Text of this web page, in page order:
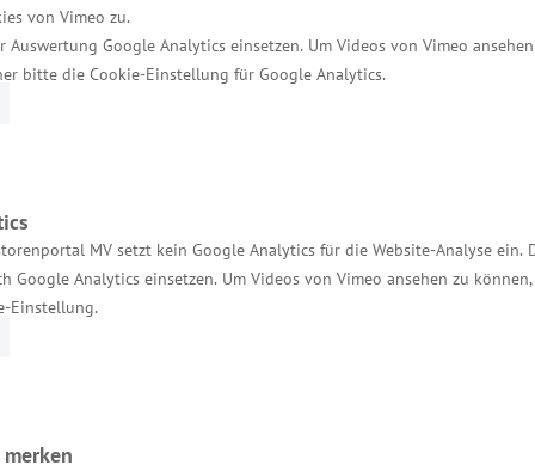
von Vimeo zu.
Auswertung Google Analytics einsetzen. Um Videos von Vimeo
bitte die Cookie-Einstellung für Google Analytics.
MV setzt kein Google Analytics für die Website-Analyse ein.
Google Analytics einsetzen. Um Videos von Vimeo ansehen zu
Einstellung.
Germany GmbH
Unternehmen für Prüfung, Inspektion und
in mehr als 1.600 Niederlassungen.
und Infrastrukturen und ist spezialisiert auf
Pro­ducts Services Germany GmbH die
nach Angaben des Unternehmens über 100
Medizinprodukte aller Risiko-klassen in